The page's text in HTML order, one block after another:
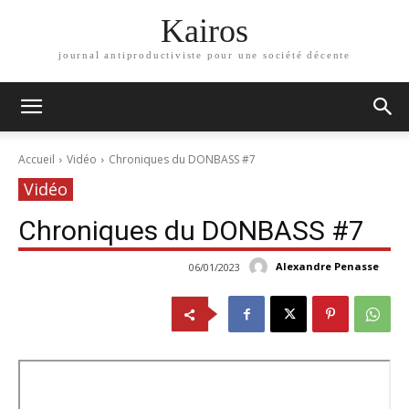
Kairos
journal antiproductiviste pour une société décente
Accueil Vidéo Chroniques du DONBASS #7
Vidéo
Chroniques du DONBASS #7
Alexandre Penasse
06/01/2023